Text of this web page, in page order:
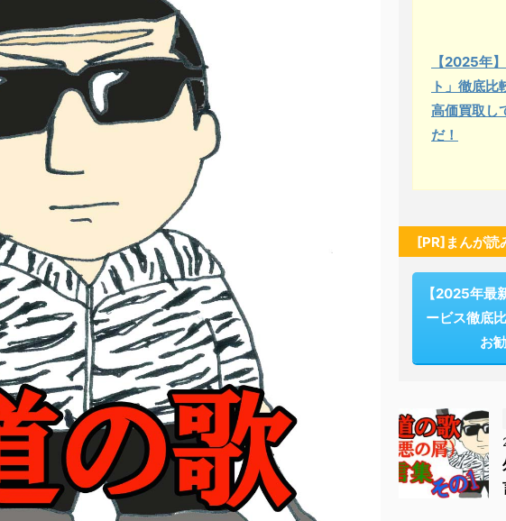
【2025年
ト」徹底
高価買取し
だ！
[PR]まんが読
【2025年最
ービス徹底
お